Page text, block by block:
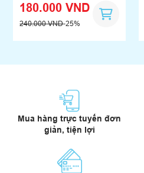
180.000 VND
240.000 VND-25%
Mua hàng trực tuyến đơn
giản, tiện lợi